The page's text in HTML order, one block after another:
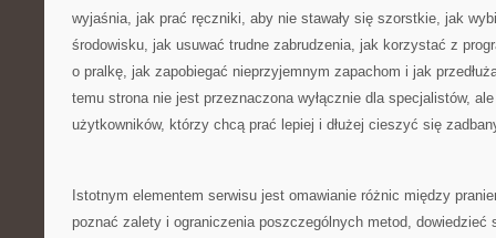
wyjaśnia, jak prać ręczniki, aby nie stawały się szorstkie, jak
środowisku, jak usuwać trudne zabrudzenia, jak korzystać z
o pralkę, jak zapobiegać nieprzyjemnym zapachom i jak
temu strona nie jest przeznaczona wyłącznie dla specjalistów,
użytkowników, którzy chcą prać lepiej i dłużej cieszyć się
Istotnym elementem serwisu jest omawianie różnic między
poznać zalety i ograniczenia poszczególnych metod, dowiedzieć